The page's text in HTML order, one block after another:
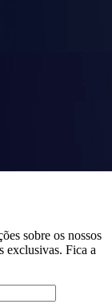
sobre os nossos
exclusivas. Fica a